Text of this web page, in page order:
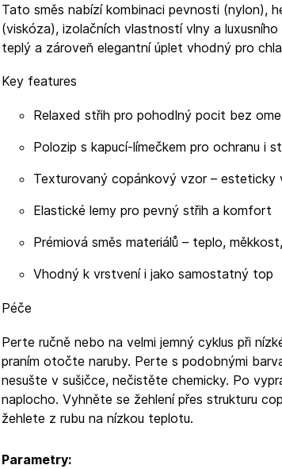
Tato směs nabízí kombinaci pevnosti (nylon),
(viskóza), izolačních vlastností vlny a luxusního
teplý a zároveň elegantní úplet vhodný pro
Key features
Relaxed střih pro pohodlný pocit bez
Polozip s kapucí-límečkem pro ochranu i
Texturovaný copánkový vzor – esteticky
Elastické lemy pro pevný střih a komfort
Prémiová směs materiálů – teplo,
Vhodný k vrstvení i jako samostatný top
Péče
Perte ručně nebo na velmi jemný cyklus při
praním otočte naruby. Perte s podobnými
nesušte v sušičce, nečistěte chemicky. Po
naplocho. Vyhněte se žehlení přes strukturu
žehlete z rubu na nízkou teplotu.
Parametry: